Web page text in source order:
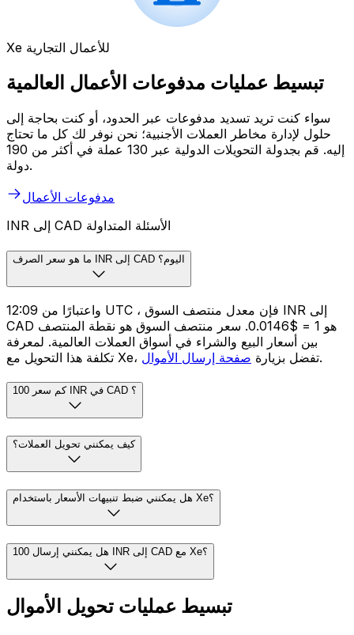
Xe للأعمال التجارية
تبسيط عمليات مدفوعات الأعمال العالمية
سواء كنت تريد تسديد مدفوعات عبر الحدود، أو كنت بحاجة إلى
حلول لإدارة مخاطر العملات الأجنبية؛ نحن نوفر لك كل ما تحتاج
إليه. قم بجدولة التحويلات الدولية عبر 130 عملة في أكثر من 190
دولة.
مدفوعات الأعمال
INR إلى CAD الأسئلة المتداولة
ما هو سعر الصرف INR إلى CAD اليوم؟
واعتبارًا من 12:09 UTC ، فإن معدل منتصف السوق INR إلى
CAD هو ₹1 = $0.0146. سعر منتصف السوق هو نقطة المنتصف
بين أسعار البيع والشراء في أسواق العملات العالمية. لمعرفة
تكلفة هذا التحويل مع Xe، تفضل بزيارة صفحة إرسال الأموال .
كم سعر 100 INR في CAD ؟
كيف يمكنني تحويل العملات؟
هل يمكنني ضبط تنبيهات الأسعار باستخدام Xe؟
هل يمكنني إرسال 100 INR إلى CAD مع Xe؟
تبسيط عمليات تحويل الأموال